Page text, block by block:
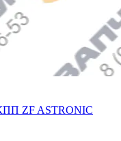
ZF ASTRONIC